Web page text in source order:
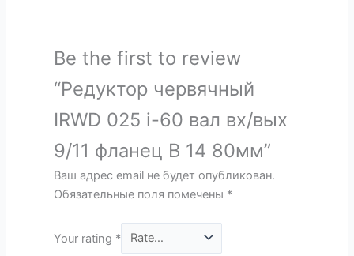
Be the first to review
“Редуктор червячный
IRWD 025 i-60 вал вх/вых
9/11 фланец B 14 80мм”
Ваш адрес email не будет опубликован.
Обязательные поля помечены *
Your rating *